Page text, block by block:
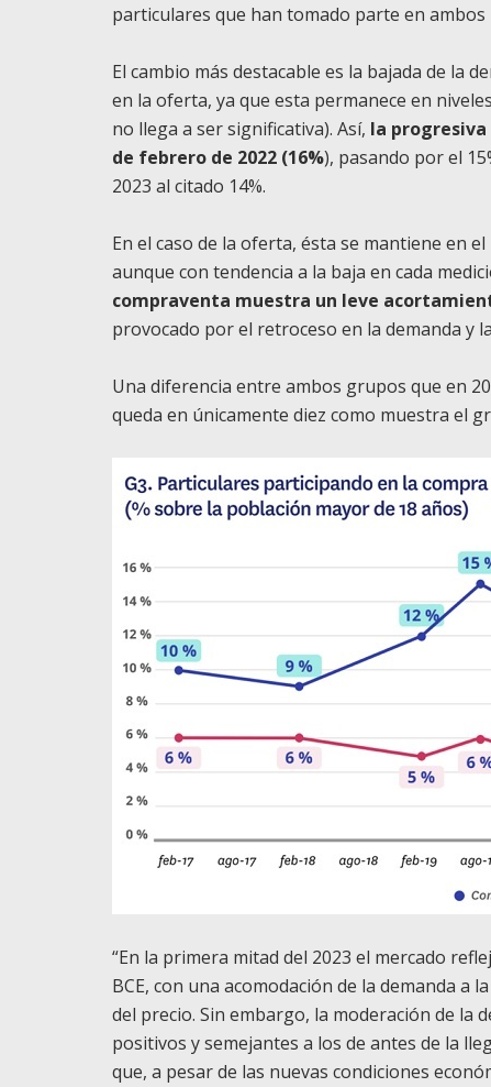
particulares que han tomado parte en
El cambio más destacable es la bajada de la
en la oferta, ya que esta permanece en
no llega a ser significativa). Así, la progresiva
de febrero de 2022 (16%), pasando por el
2023 al citado 14%.
En el caso de la oferta, ésta se mantiene en
aunque con tendencia a la baja en cada
compraventa muestra un leve
provocado por el retroceso en la demanda y
Una diferencia entre ambos grupos que en
queda en únicamente diez como muestra el
“En la primera mitad del 2023 el mercado
BCE, con una acomodación de la demanda
del precio. Sin embargo, la moderación de la
positivos y semejantes a los de antes de la
que, a pesar de las nuevas condiciones